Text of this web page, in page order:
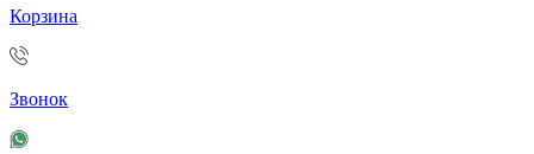
Корзина
Звонок